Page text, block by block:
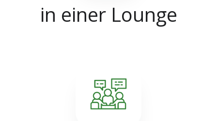
in einer Lounge